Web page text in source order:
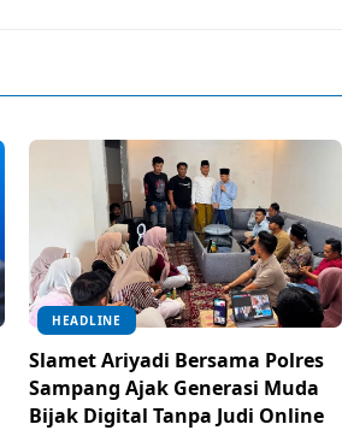
HEADLINE
Slamet Ariyadi Bersama Polres
Sampang Ajak Generasi Muda
Bijak Digital Tanpa Judi Online